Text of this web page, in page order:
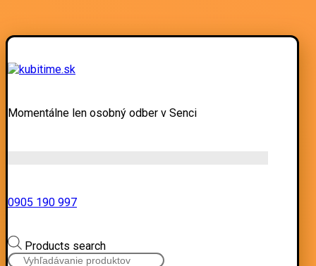
Momentálne len osobný odber v Senci
0905 190 997
Products search